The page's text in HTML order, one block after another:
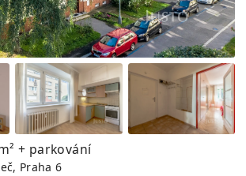
+ parkování
Praha 6